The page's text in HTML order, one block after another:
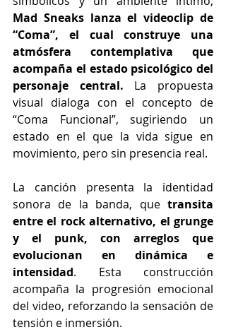
Mad Sneaks lanza el videoclip de
“Coma”, el cual construye una
atmósfera contemplativa que
acompaña el estado psicológico del
personaje central. La propuesta
visual dialoga con el concepto de
“Coma Funcional”, sugiriendo un
estado en el que la vida sigue en
movimiento, pero sin presencia real.
La canción presenta la identidad
sonora de la banda, que transita
entre el rock alternativo, el grunge
y el punk, con arreglos que
evolucionan en dinámica e
intensidad. Esta construcción
acompaña la progresión emocional
del video, reforzando la sensación de
tensión e inmersión.